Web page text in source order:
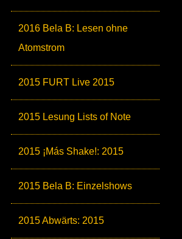
2016 Bela B: Lesen ohne
Atomstrom
2015 FURT Live 2015
2015 Lesung Lists of Note
2015 ¡Más Shake!: 2015
2015 Bela B: Einzelshows
2015 Abwärts: 2015